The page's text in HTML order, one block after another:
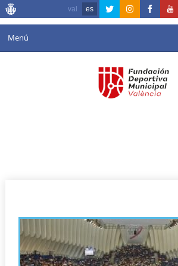
val es
Menú
Reservas